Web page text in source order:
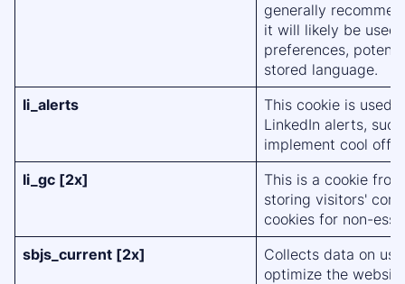
generally
it will likely be used
preferences,
stored language.
li_alerts
This cookie is used
LinkedIn alerts,
implement cool off
li_gc [2x]
This is a cookie
storing visitors'
cookies for non-
sbjs_current [2x]
Collects data on
optimize the